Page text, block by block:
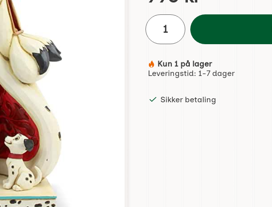
antall
Produkttilgjengelighet:
Kun 1 på lager
Leveringstid: 1-7 dager
Sikker betaling